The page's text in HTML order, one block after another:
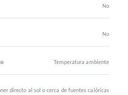
No
No
Temperatura ambiente
directo al sol o cerca de fuentes calóricas